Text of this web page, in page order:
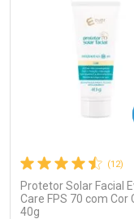
(12)
Protetor Solar Facial
Care FPS 70 com Cor
40g